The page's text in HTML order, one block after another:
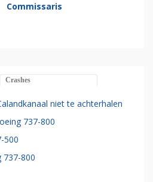
Commissaris
Crashes
niet te achterhalen
737-800
500
737-800